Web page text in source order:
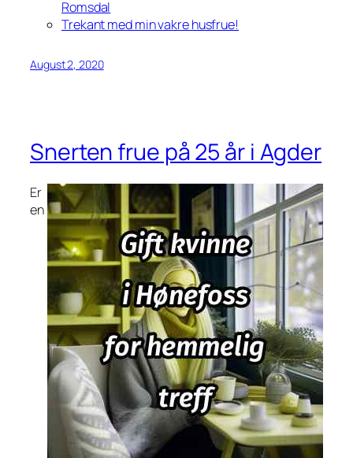
Romsdal
Trekant med min vakre husfrue!
August 2, 2020
Snerten frue på 25 år i Agder
Er
en